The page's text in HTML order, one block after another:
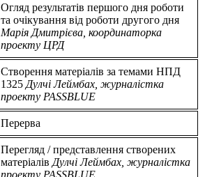
Огляд результатів першого дня роботи
та очікування від роботи другого дня
Марія Дмитрієва, координаторка
проекту ЦРД
Створення матеріалів за темами НПД
1325 Дулчі Леймбах, журналістка
проекту PASSBLUE
Перерва
Перегляд / представлення створених
матеріалів Дулчі Леймбах, журналістка
проекту PASSBLUE